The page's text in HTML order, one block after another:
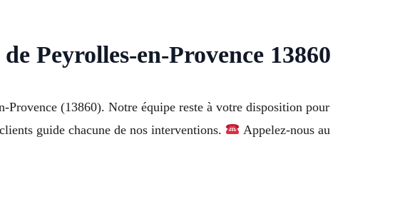
Peyrolles-en-Provence 13860
(13860). Notre équipe reste à votre disposition pour
guide chacune de nos interventions.
Appelez-nous au